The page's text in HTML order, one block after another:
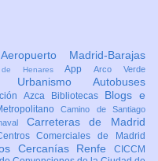
Aeropuerto Madrid-Barajas
de HenaresAppArco Verde
Urbanismo Autobuses
Azca Bibliotecas Blogs e
Camino de Santiago
Carreteras de Madrid
Comerciales de Madrid
Cercanías Renfe CICCM